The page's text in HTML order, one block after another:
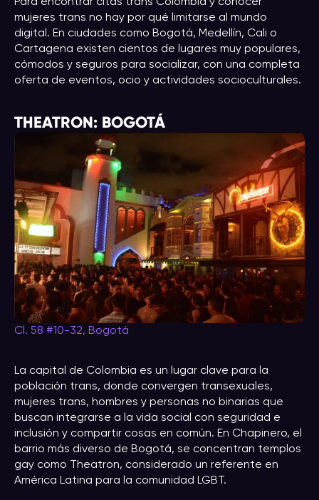
mujeres trans no hay por qué limitarse al mundo
digital. En ciudades como Bogotá, Medellín, Cali o
Cartagena existen cientos de lugares muy populares,
cómodos y seguros para socializar, con una completa
oferta de eventos, ocio y actividades socioculturales.
THEATRON: BOGOTÁ
Cl. 58 #10-32, Bogotá
La capital de Colombia es un lugar clave para la
población trans, donde convergen transexuales,
mujeres trans, hombres y personas no binarias que
buscan integrarse a la vida social con seguridad e
inclusión y compartir cosas en común. En Chapinero, el
barrio más diverso de Bogotá, se concentran templos
gay como Theatron, considerado un referente en
América Latina para la comunidad LGBT.